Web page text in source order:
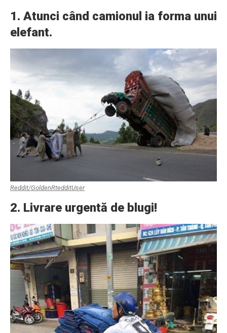
1. Atunci când camionul ia forma unui
elefant.
Reddit/GoldenRtedditUser
2. Livrare urgentă de blugi!